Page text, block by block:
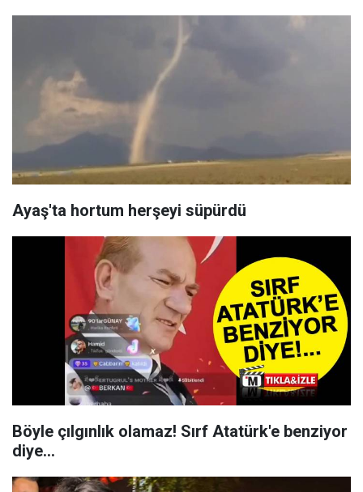
Ayaş'ta hortum herşeyi süpürdü
Böyle çılgınlık olamaz! Sırf Atatürk'e benziyor
diye...